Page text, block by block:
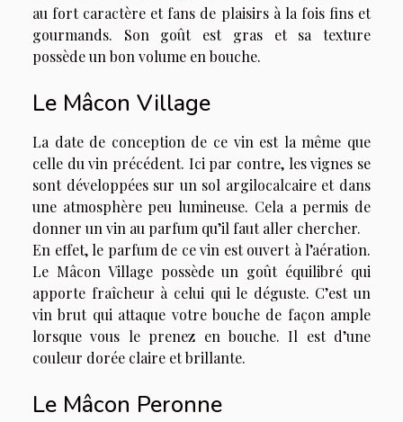
au fort caractère et fans de plaisirs à la fois fins et
gourmands. Son goût est gras et sa texture
possède un bon volume en bouche.
Le Mâcon Village
La date de conception de ce vin est la même que
celle du vin précédent. Ici par contre, les vignes se
sont développées sur un sol argilocalcaire et dans
une atmosphère peu lumineuse. Cela a permis de
donner un vin au parfum qu’il faut aller chercher.
En effet, le parfum de ce vin est ouvert à l’aération.
Le Mâcon Village possède un goût équilibré qui
apporte fraîcheur à celui qui le déguste. C’est un
vin brut qui attaque votre bouche de façon ample
lorsque vous le prenez en bouche. Il est d’une
couleur dorée claire et brillante.
Le Mâcon Peronne